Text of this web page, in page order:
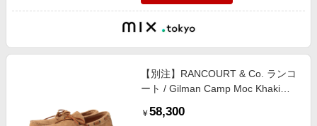
【別注】RANCOURT & Co. ランコ
ート / Gilman Camp Moc Khaki
9
￥ 58,300